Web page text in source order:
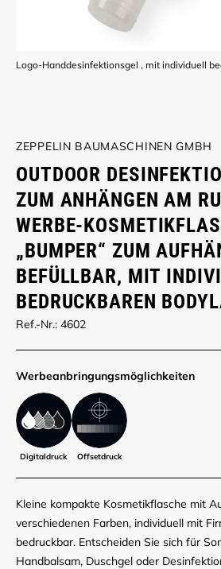
Logo-Handdesinfektionsgel , mit individuell
ZEPPELIN BAUMASCHINEN GMBH
OUTDOOR
ZUM ANHÄNGEN AM
WERBE-
„BUMPER“ ZUM
BEFÜLLBAR, MIT
BEDRUCKBAREN
Ref.-Nr.: 4602
Werbe­anbringungs­möglich­keiten
Digitaldruck Offsetdruck
Kleine kompakte Kosmetikflasche mit
verschiedenen Farben, individuell mit
bedruckbar. Entscheiden Sie sich für
Handbalsam, Duschgel oder